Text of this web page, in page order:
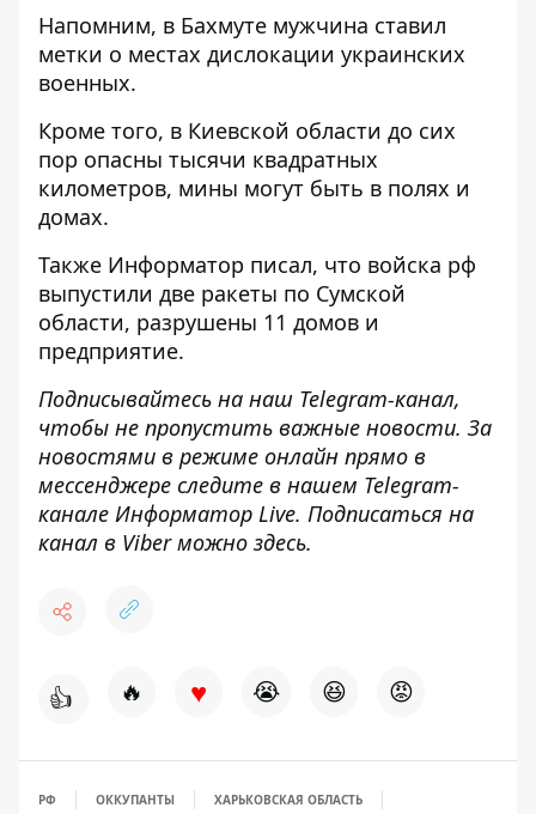
Напомним, в Бахмуте мужчина ставил
метки о местах дислокации украинских
военных.
Кроме того, в Киевской области до сих
пор опасны тысячи квадратных
километров, мины могут быть в полях и
домах.
Также Информатор писал, что войска рф
выпустили две ракеты по Сумской
области, разрушены 11 домов и
предприятие.
Подписывайтесь на наш Telegram-канал,
чтобы не пропустить важные новости. За
новостями в режиме онлайн прямо в
мессенджере следите в нашем Telegram-
канале Информатор Live. Подписаться на
канал в Viber можно здесь.
👍 🔥 ♥ 😭 😆 😡
РФ ОККУПАНТЫ ХАРЬКОВСКАЯ ОБЛАСТЬ